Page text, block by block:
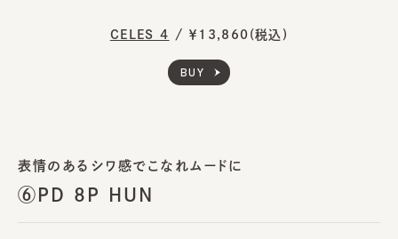
CELES 4 / ￥13,860(税込)
BUY
表情のあるシワ感でこなれムードに
⑥PD 8P HUN